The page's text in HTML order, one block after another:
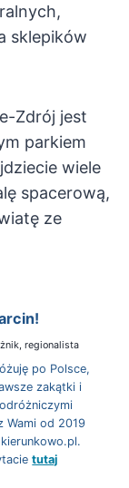
sklepików
Zdrój jest
parkiem
wiele
spacerową,
ze
regionalista
po Polsce,
zakątki i
Wami od 2019
tutaj